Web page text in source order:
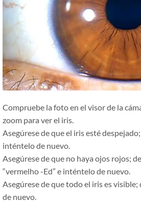
Compruebe la foto en el visor de la
zoom para ver el iris.
Asegúrese de que el iris esté
inténtelo de nuevo.
Asegúrese de que no haya ojos rojos;
“vermelho -Ed” e inténtelo de nuevo.
Asegúrese de que todo el iris es
de nuevo.